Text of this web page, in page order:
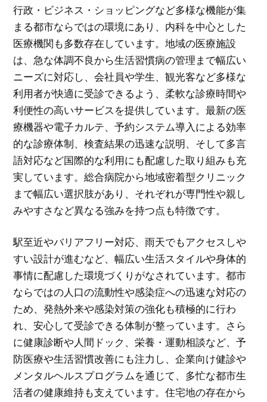
行政・ビジネス・ショッピングなど多様な機能が集
まる都市ならではの環境にあり、内科を中心とした
医療機関も多数存在しています。地域の医療施設
は、急な体調不良から生活習慣病の管理まで幅広い
ニーズに対応し、会社員や学生、観光客など多様な
利用者が快適に受診できるよう、柔軟な診療時間や
利便性の高いサービスを提供しています。最新の医
療機器や電子カルテ、予約システム導入による効率
的な診療体制、検査結果の迅速な説明、そして多言
語対応など国際的な利用にも配慮した取り組みも充
実しています。総合病院から地域密着型クリニック
まで幅広い選択肢があり、それぞれが専門性や親し
みやすさなど異なる強みを持つ点も特徴です。
駅至近やバリアフリー対応、雨天でもアクセスしや
すい設計が進むなど、幅広い生活スタイルや身体的
事情に配慮した環境づくりがなされています。都市
ならではの人口の流動性や感染症への迅速な対応の
ため、発熱外来や感染対策の強化も積極的に行わ
れ、安心して受診できる体制が整っています。さら
に健康診断や人間ドック、栄養・運動相談など、予
防医療や生活習慣改善にも注力し、企業向け健診や
メンタルヘルスプログラムを通じて、多忙な都市生
活者の健康維持も支えています。住宅地の存在から